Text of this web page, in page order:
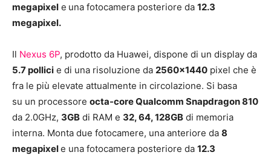
megapixel e una fotocamera posteriore da 12.3
megapixel.
Il Nexus 6P, prodotto da Huawei, dispone di un display da
5.7pollici e di una risoluzione da 2560×1440 pixel che è
fra le più elevate attualmente in circolazione. Si basa
su un processore octa-core Qualcomm Snapdragon 810
da 2.0GHz, 3GB di RAM e 32, 64, 128GB di memoria
interna. Monta due fotocamere, una anteriore da 8
megapixele una fotocamera posteriore da 12.3